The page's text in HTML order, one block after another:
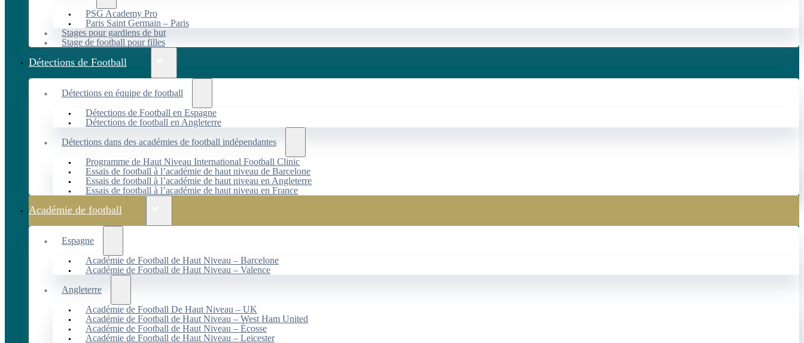
PSG Academy Pro
Paris Saint Germain – Paris
Stages pour gardiens de but
Stage de football pour filles
Détections de Football
Détections en équipe de football
Détections de Football en Espagne
Détections de football en Angleterre
Détections dans des académies de football indépendantes
Programme de Haut Niveau International Football Clinic
Essais de football à l’académie de haut niveau de Barcelone
Essais de football à l’académie de haut niveau en Angleterre
Essais de football à l’académie de haut niveau en France
Académie de football
Espagne
Académie de Football de Haut Niveau – Barcelone
Académie de Football de Haut Niveau – Valence
Angleterre
Académie de Football De Haut Niveau – UK
Académie de Football de Haut Niveau – West Ham United
Académie de Football de Haut Niveau – Écosse
Académie de Football de Haut Niveau – Leicester